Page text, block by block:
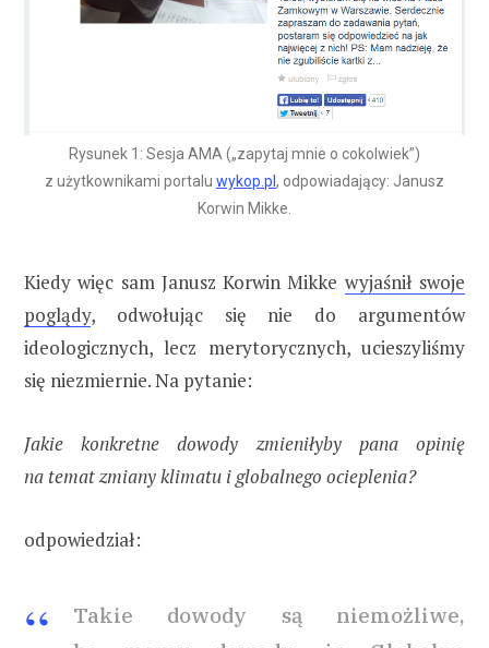
Rysunek 1: Sesja AMA („zapytaj mnie o cokolwiek”)
z użytkownikami portalu wykop.pl , odpowiadający: Janusz
Korwin Mikke.
Kiedy więc sam Janusz Korwin Mikke wyjaśnił swoje
poglądy, odwołując się nie do argumentów
ideologicznych, lecz merytorycznych, ucieszyliśmy
się niezmiernie. Na pytanie:
Jakie konkretne dowody zmieniłyby pana opinię
na temat zmiany klimatu i globalnego ocieplenia?
odpowiedział:
Takie dowody są niemożliwe,